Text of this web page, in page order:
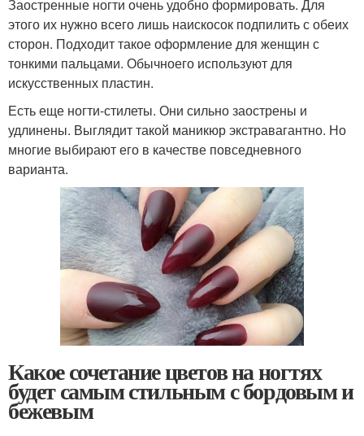
Заостренные ногти очень удобно формировать. Для
этого их нужно всего лишь наискосок подпилить с обеих
сторон. Подходит такое оформление для женщин с
тонкими пальцами. Обычноего используют для
искусственных пластин.
Есть еще ногти-стилеты. Они сильно заострены и
удлинены. Выглядит такой маникюр экстравагантно. Но
многие выбирают его в качестве повседневного
варианта.
Какое сочетание цветов на ногтях
будет самым стильным с бордовым и
бежевым